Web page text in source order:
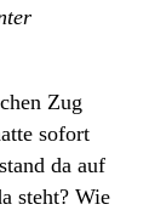
Zug
sofort
da auf
steht? Wie